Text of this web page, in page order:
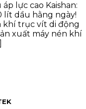
lực cao Kaishan:
lít dầu hằng ngày!
khí trục vít di động
xuất máy nén khí